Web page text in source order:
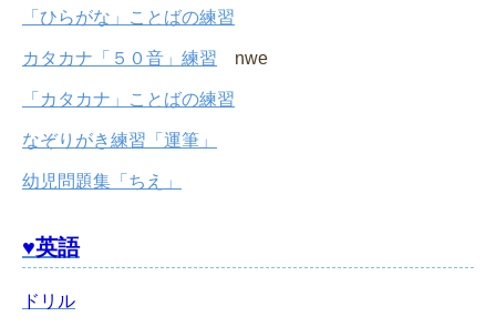
「ひらがな」ことばの練習
カタカナ「５０音」練習 nwe
「カタカナ」ことばの練習
なぞりがき練習「運筆」
幼児問題集「ちえ」
♥英語
ドリル